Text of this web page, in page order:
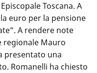
Toscana. A
euro per la pensione
A rendere note
regionale Mauro
presentato una
Romanelli ha chiesto